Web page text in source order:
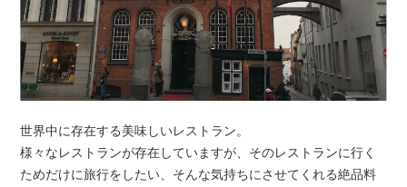
世界中に存在する美味しいレストラン。
様々なレストランが存在していますが、そのレストランに行く
ためだけに旅行をしたい、そんな気持ちにさせてくれる絶品料